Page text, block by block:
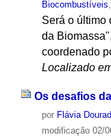
Biocombustíveis
Será o último
da
coordenado
Localizado
Os desafios
por Flávia
modificação02/